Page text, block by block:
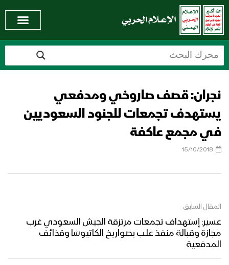
نجران: قصف صاروخي ومدفعي
يستهدف تجمعات للجنود السعوديين
في مجمع عاكفة
15/10/2018
المقال السابق
عسير: إستهداف تجمعات مرتزقة الجيش السعودي غرب
مجازة وقبالة منفذ علب بصواريخ الكاتيوشا وقذائف
المدفعية